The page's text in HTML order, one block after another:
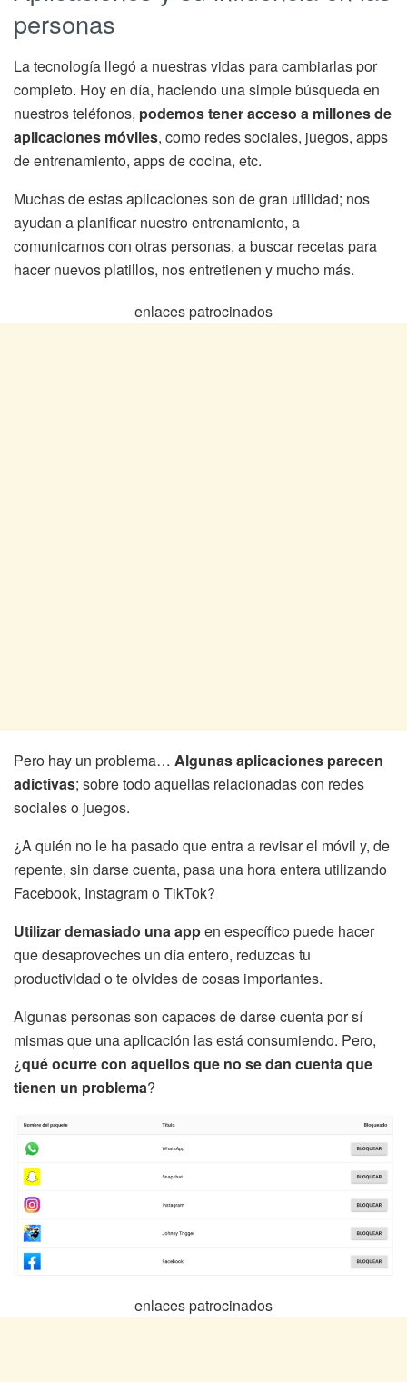
personas
La tecnología llegó a nuestras vidas para cambiarlas por
completo. Hoy en día, haciendo una simple búsqueda en
nuestros teléfonos, podemos tener acceso a millones de
aplicaciones móviles, como redes sociales, juegos, apps
de entrenamiento, apps de cocina, etc.
Muchas de estas aplicaciones son de gran utilidad; nos
ayudan a planificar nuestro entrenamiento, a
comunicarnos con otras personas, a buscar recetas para
hacer nuevos platillos, nos entretienen y mucho más.
enlaces patrocinados
Pero hay un problema… Algunas aplicaciones parecen
adictivas; sobre todo aquellas relacionadas con redes
sociales o juegos.
¿A quién no le ha pasado que entra a revisar el móvil y, de
repente, sin darse cuenta, pasa una hora entera utilizando
Facebook, Instagram o TikTok?
Utilizar demasiado una appen específico puede hacer
que desaproveches un día entero, reduzcas tu
productividad o te olvides de cosas importantes.
Algunas personas son capaces de darse cuenta por sí
mismas que una aplicación las está consumiendo. Pero,
¿qué ocurre con aquellos que no se dan cuenta que
tienen un problema?
enlaces patrocinados